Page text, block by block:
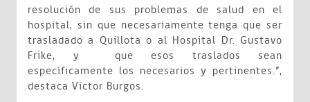
resolución de sus problemas de salud en el
hospital, sin que necesariamente tenga que ser
trasladado a Quillota o al Hospital Dr. Gustavo
Frike, y que esos traslados sean
específicamente los necesarios y pertinentes.”,
destaca Víctor Burgos.